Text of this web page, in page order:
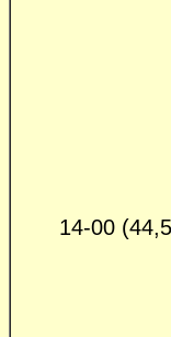
14-00 (44,5